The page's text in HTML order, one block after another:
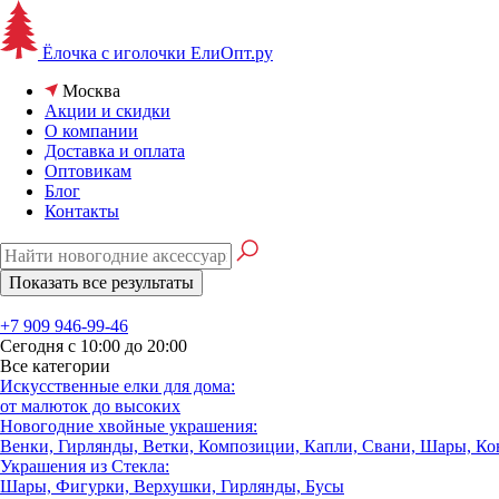
Ёлочка с иголочки ЕлиОпт.ру
Москва
Акции и скидки
О компании
Доставка и оплата
Оптовикам
Блог
Контакты
+7 909 946-99-46
Сегодня с 10:00 до 20:00
Все категории
Искусственные елки для дома:
от малюток до высоких
Новогодние хвойные украшения:
Венки, Гирлянды, Ветки, Композиции, Капли, Свани, Шары,
Украшения из Стекла:
Шары, Фигурки, Верхушки, Гирлянды, Бусы